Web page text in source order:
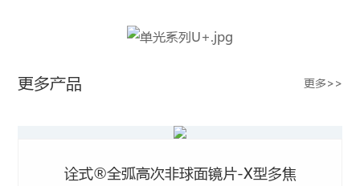
更多产品 更多>>
诠式®全弧高次非球面镜片-X型多焦